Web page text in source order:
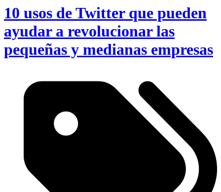
10 usos de Twitter que pueden
ayudar a revolucionar las
pequeñas y medianas empresas